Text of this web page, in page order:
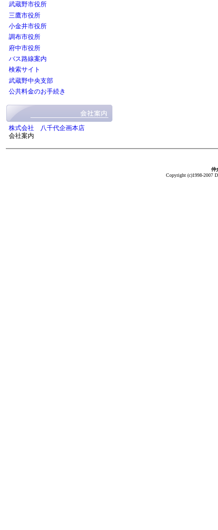
武蔵野市役所
三鷹市役所
小金井市役所
調布市役所
府中市役所
バス路線案内
検索サイト
武蔵野中央支部
公共料金のお手続き
株式会社 八千代企画本店
会社案内
仲
Copyright (c)1998-2007